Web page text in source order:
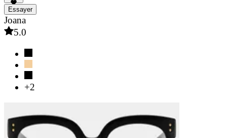
Essayer
Joana
5.0
+2